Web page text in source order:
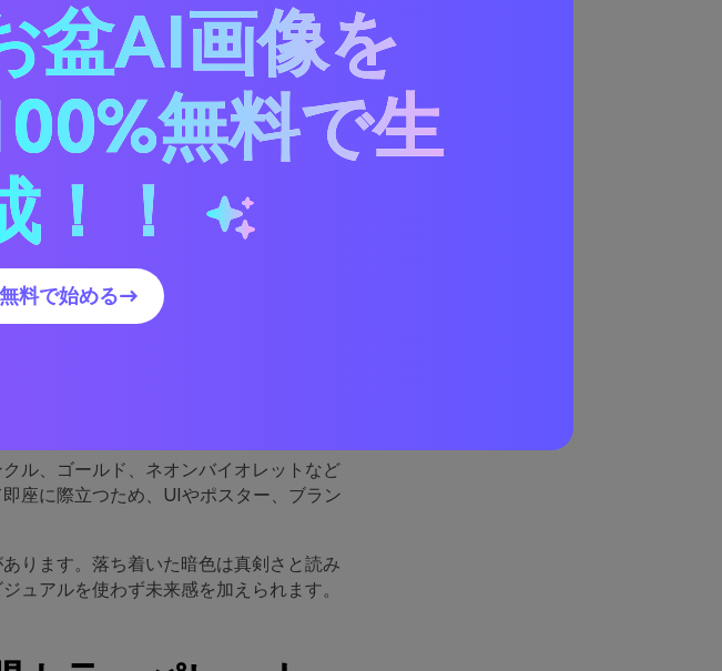
使う方法
効果的なのか
ル、ゴールド、ネオンバイオレットなど
座に際立つため、UIやポスター、ブラン
ります。落ち着いた暗色は真剣さと読み
ュアルを使わず未来感を加えられます。
盆AI画像を
無料で生
！！
無料で始める→